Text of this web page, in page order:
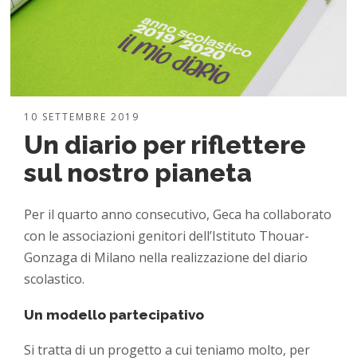
10 SETTEMBRE 2019
Un diario per riflettere
sul nostro pianeta
Per il quarto anno consecutivo, Geca ha collaborato
con le associazioni genitori dell’Istituto Thouar-
Gonzaga di Milano nella realizzazione del diario
scolastico.
Un modello partecipativo
Si tratta di un progetto a cui teniamo molto, per